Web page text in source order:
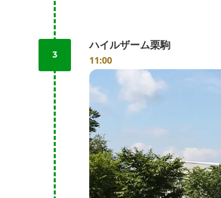
3
ハイルザーム栗駒
11:00